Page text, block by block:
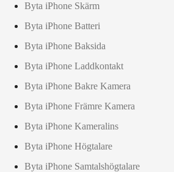
Byta iPhone Skärm
Byta iPhone Batteri
Byta iPhone Baksida
Byta iPhone Laddkontakt
Byta iPhone Bakre Kamera
Byta iPhone Främre Kamera
Byta iPhone Kameralins
Byta iPhone Högtalare
Byta iPhone Samtalshögtalare